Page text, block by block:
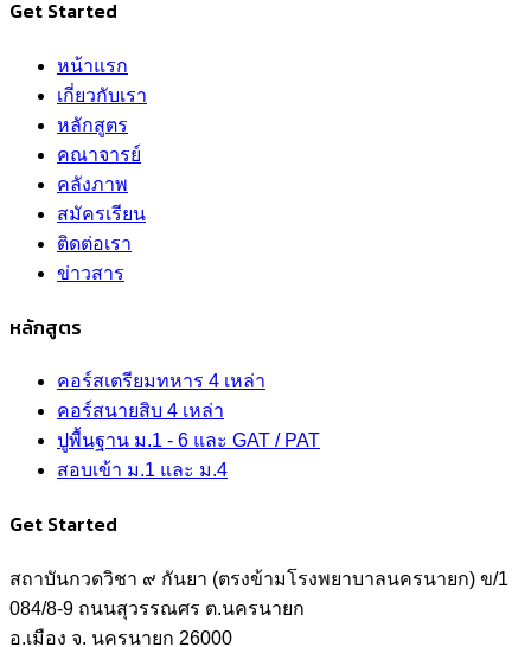
Get Started
หน้าแรก
เกี่ยวกับเรา
หลักสูตร
คณาจารย์
คลังภาพ
สมัครเรียน
ติดต่อเรา
ข่าวสาร
หลักสูตร
คอร์สเตรียมทหาร 4 เหล่า
คอร์สนายสิบ 4 เหล่า
ปูพื้นฐาน ม.1 - 6 และ GAT / PAT
สอบเข้า ม.1 และ ม.4
Get Started
สถาบันกวดวิชา ๙ กันยา (ตรงข้ามโรงพยาบาลนครนายก) ข/1
084/8-9 ถนนสุวรรณศร ต.นครนายก
อ.เมือง จ. นครนายก 26000